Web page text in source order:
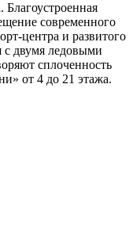
Благоустроенная
современного
центра и развитого
с двумя ледовыми
сплоченность
от 4 до 21 этажа.